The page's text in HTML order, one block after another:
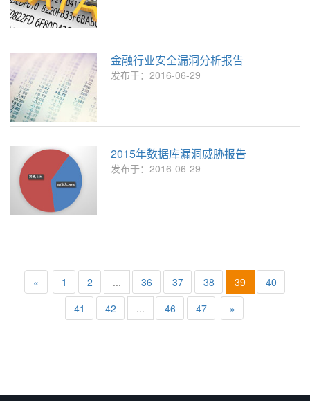
金融行业安全漏洞分析报告
发布于：2016-06-29
2015年数据库漏洞威胁报告
发布于：2016-06-29
« 1 2 ... 36 37 38 39
40
41
42 ... 46 47 »